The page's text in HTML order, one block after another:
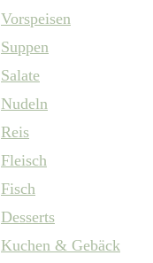
Vorspeisen
Suppen
Salate
Nudeln
Reis
Fleisch
Fisch
Desserts
Kuchen & Gebäck